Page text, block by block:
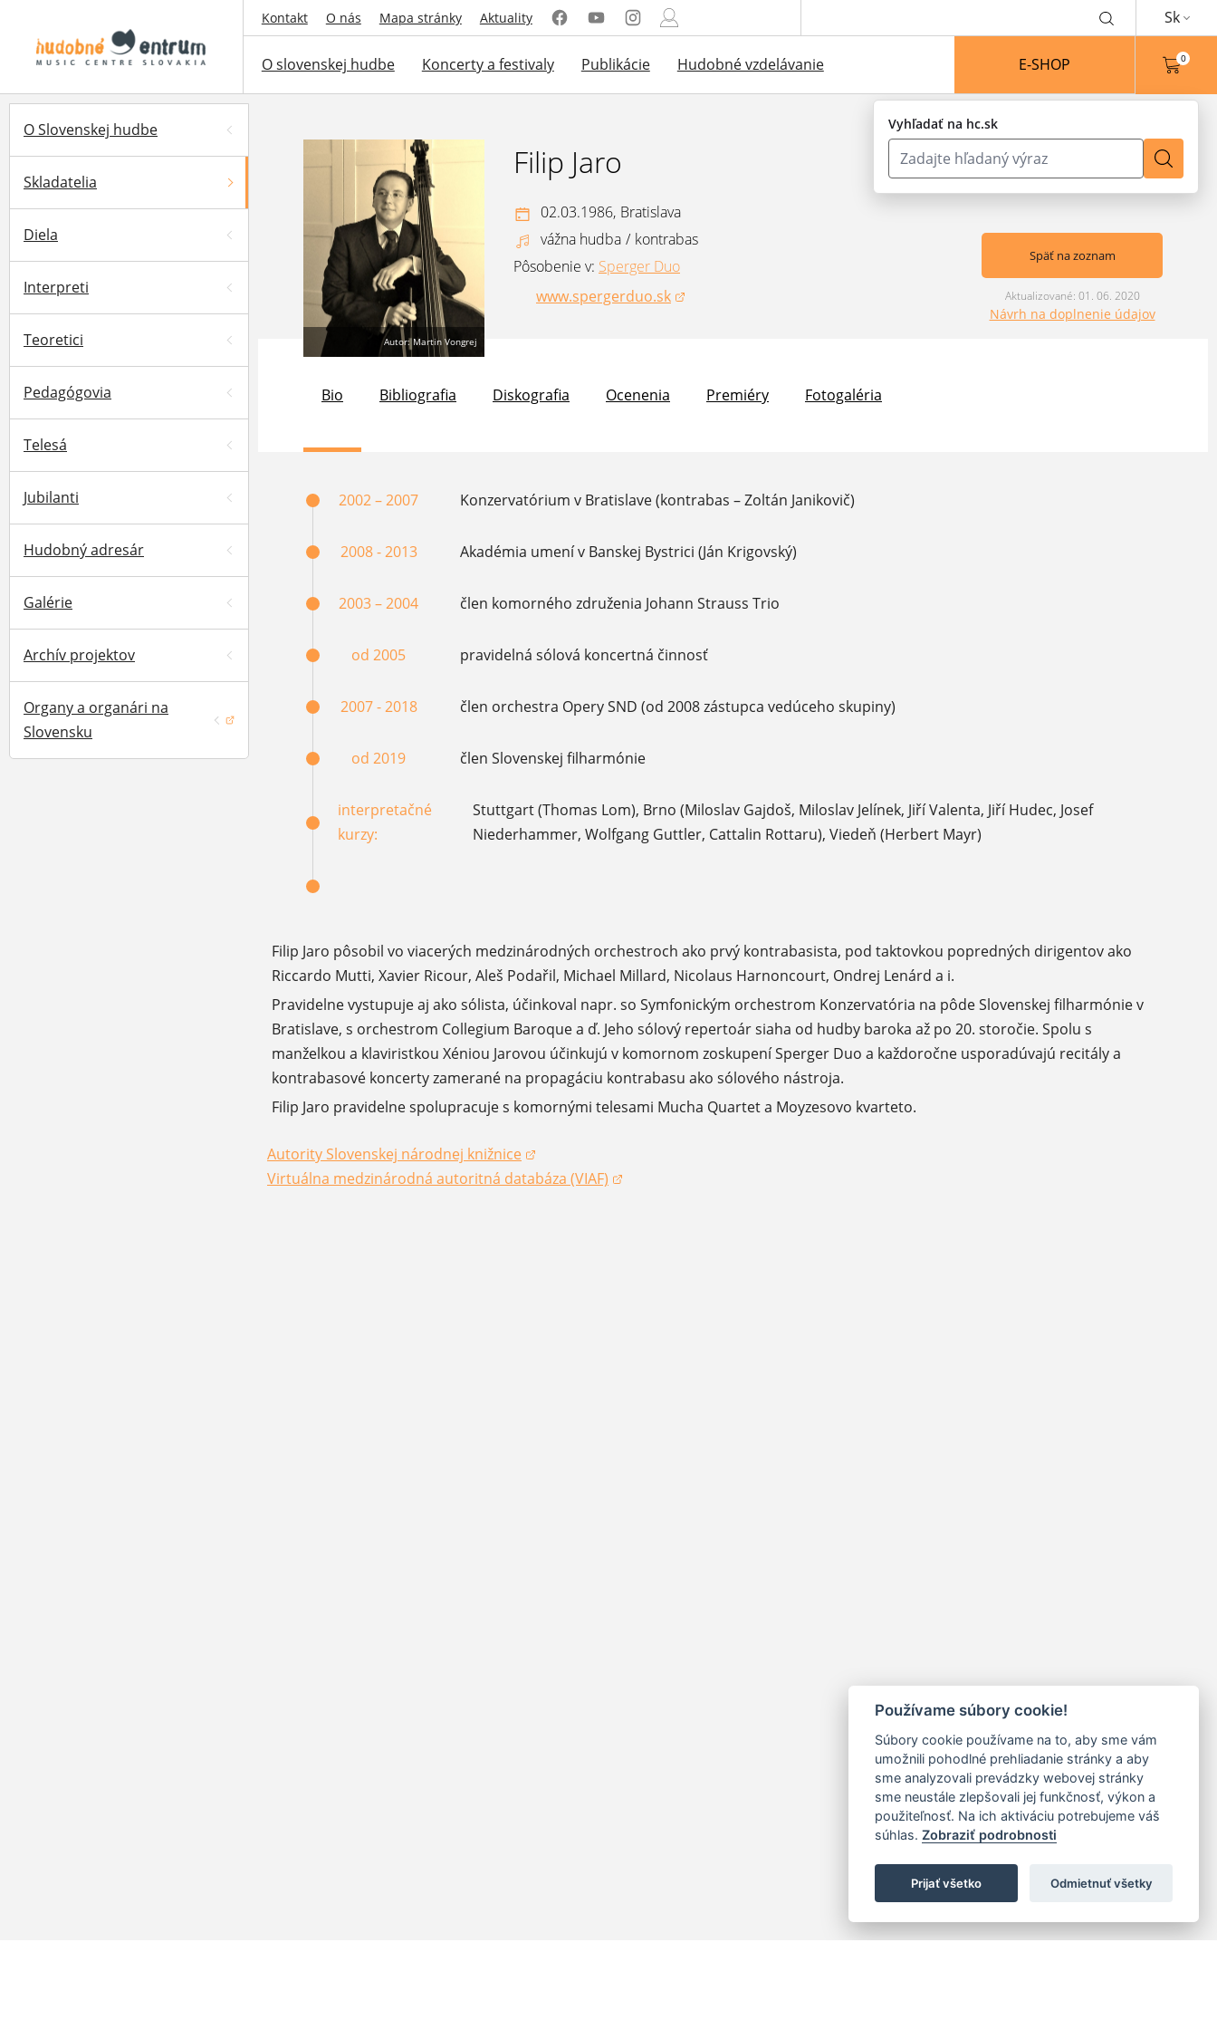
Kontakt O nás Mapa stránky Aktuality
Vyhľadať na hc.sk
Sk
O slovenskej hudbe Koncerty a festivaly Publikácie Hudobné vzdelávanie E-SHOP 0
O Slovenskej hudbe
Skladatelia
Diela
Interpreti
Teoretici
Pedagógovia
Telesá
Jubilanti
Hudobný adresár
Galérie
Archív projektov
Organy a organári na
Slovensku
(otvorí sa v novom okne)
Autor: Martin Vongrej
Filip Jaro
02.03.1986, Bratislava
vážna hudba / kontrabas
Pôsobenie v: Sperger Duo
www.spergerduo.sk
(otvorí sa v novom okne)
Späť na zoznam
Aktualizované: 01. 06. 2020
Návrh na doplnenie údajov
Bio Bibliografia Diskografia Ocenenia Premiéry Fotogaléria
2002 – 2007 Konzervatórium v Bratislave (kontrabas – Zoltán Janikovič)
2008 - 2013 Akadémia umení v Banskej Bystrici (Ján Krigovský)
2003 – 2004 člen komorného združenia Johann Strauss Trio
od 2005 pravidelná sólová koncertná činnosť
2007 - 2018 člen orchestra Opery SND (od 2008 zástupca vedúceho skupiny)
od 2019 člen Slovenskej filharmónie
interpretačné
kurzy:
Stuttgart (Thomas Lom), Brno (Miloslav Gajdoš, Miloslav Jelínek, Jiří Valenta, Jiří Hudec, Josef
Niederhammer, Wolfgang Guttler, Cattalin Rottaru), Viedeň (Herbert Mayr)
Filip Jaro pôsobil vo viacerých medzinárodných orchestroch ako prvý kontrabasista, pod taktovkou popredných dirigentov ako
Riccardo Mutti, Xavier Ricour, Aleš Podařil, Michael Millard, Nicolaus Harnoncourt, Ondrej Lenárd a i.
Pravidelne vystupuje aj ako sólista, účinkoval napr. so Symfonickým orchestrom Konzervatória na pôde Slovenskej filharmónie v
Bratislave, s orchestrom Collegium Baroque a ď. Jeho sólový repertoár siaha od hudby baroka až po 20. storočie. Spolu s
manželkou a klaviristkou Xéniou Jarovou účinkujú v komornom zoskupení Sperger Duo a každoročne usporadúvajú recitály a
kontrabasové koncerty zamerané na propagáciu kontrabasu ako sólového nástroja.
Filip Jaro pravidelne spolupracuje s komornými telesami Mucha Quartet a Moyzesovo kvarteto.
Autority Slovenskej národnej knižnice
(otvorí sa v novom okne)
Virtuálna medzinárodná autoritná databáza (VIAF)
(otvorí sa v novom okne)
Používame súbory cookie!
Súbory cookie používame na to, aby sme vám
umožnili pohodlné prehliadanie stránky a aby
sme analyzovali prevádzky webovej stránky
sme neustále zlepšovali jej funkčnosť, výkon a
použiteľnosť. Na ich aktiváciu potrebujeme váš
súhlas. Zobraziť podrobnosti
Prijať všetko Odmietnuť všetky